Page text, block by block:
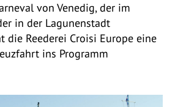
von Venedig, der im
in der Lagunenstadt
die Reederei Croisi Europe eine
ins Programm